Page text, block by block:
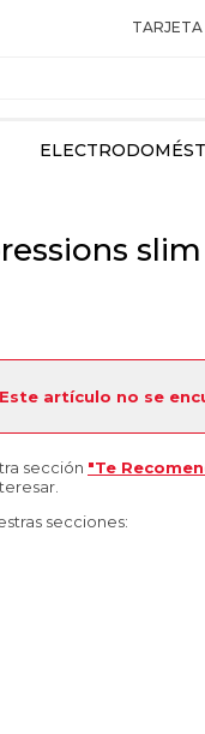
slim
Este artículo no se
sección "Te
secciones: